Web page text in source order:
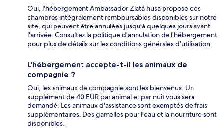
Oui, l'hébergement Ambassador Zlatá husa propose des
chambres intégralement remboursables disponibles sur notre
site, qui peuvent être annulées jusqu'à quelques jours avant
l'arrivée. Consultez la politique d'annulation de l'hébergement
pour plus de détails sur les conditions générales d'utilisation.
L'hébergement accepte-t-il les animaux de
compagnie ?
Oui, les animaux de compagnie sont les bienvenus. Un
supplément de 40 EUR par animal et par nuit vous sera
demandé. Les animaux d'assistance sont exemptés de frais
supplémentaires. Des gamelles pour l'eau et la nourriture sont
disponibles.